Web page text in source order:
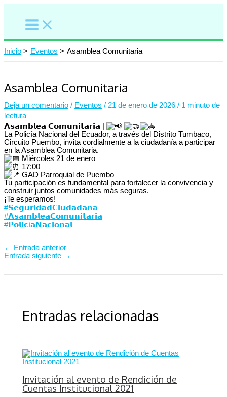
contenido
Inicio Eventos Asamblea Comunitaria
Asamblea Comunitaria
Deja un comentario / Eventos / 21 de enero de 2026 / 1 minuto de
lectura
𝗔𝘀𝗮𝗺𝗯𝗹𝗲𝗮 𝗖𝗼𝗺𝘂𝗻𝗶𝘁𝗮𝗿𝗶𝗮 |
La Policía Nacional del Ecuador, a través del Distrito Tumbaco,
Circuito Puembo, invita cordialmente a la ciudadanía a participar
en la Asamblea Comunitaria.
Miércoles 21 de enero
17:00
GAD Parroquial de Puembo
Tu participación es fundamental para fortalecer la convivencia y
construir juntos comunidades más seguras.
¡Te esperamos!
#𝗦𝗲𝗴𝘂𝗿𝗶𝗱𝗮𝗱𝗖𝗶𝘂𝗱𝗮𝗱𝗮𝗻𝗮
#𝗔𝘀𝗮𝗺𝗯𝗹𝗲𝗮𝗖𝗼𝗺𝘂𝗻𝗶𝘁𝗮𝗿𝗶𝗮
#𝗣𝗼𝗹𝗶𝗰í𝗮𝗡𝗮𝗰𝗶𝗼𝗻𝗮𝗹
← Entrada anterior
Entrada siguiente →
Entradas relacionadas
Invitación al evento de Rendición de
Cuentas Institucional 2021